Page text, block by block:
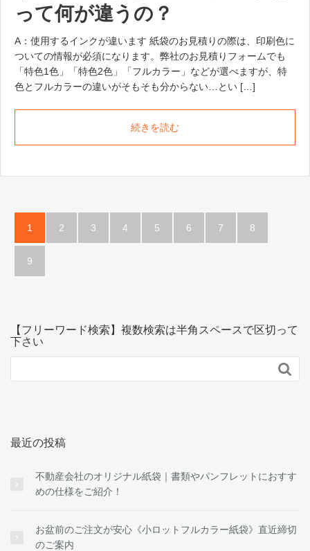
って何が違うの？
A：使用するインクが違います 紙袋のお見積りの際は、印刷色に
ついての情報が必須になります。弊社のお見積りフォームでも
「特色1色」「特色2色」「フルカラー」などが選べますが、特
色とフルカラーの違いがそもそも分からない…とい […]
続きを読む
1 2 3 4 5 6 7 8
9
【フリーワード検索】複数検索は半角スペースで区切って
下さい

最近の投稿
不動産会社のオリジナル紙袋｜書類やパンフレットにおすす
めの仕様をご紹介！
お盆前のご注文が安心《小ロットフルカラー紙袋》直近締切
のご案内